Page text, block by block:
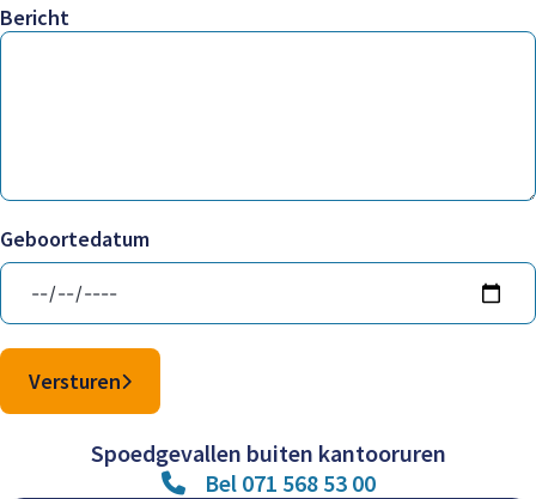
Bericht
Geboortedatum
Versturen
Spoedgevallen buiten kantooruren
Bel 071 568 53 00